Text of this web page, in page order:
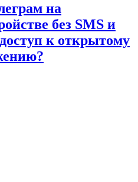
на
без SMS и
к открытому